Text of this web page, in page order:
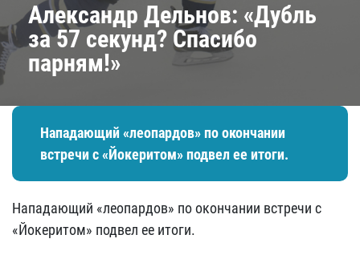
Александр Дельнов: «Дубль
за 57 секунд? Спасибо
парням!»
Нападающий «леопардов» по окончании
встречи с «Йокеритом» подвел ее итоги.
Нападающий «леопардов» по окончании встречи с
«Йокеритом» подвел ее итоги.